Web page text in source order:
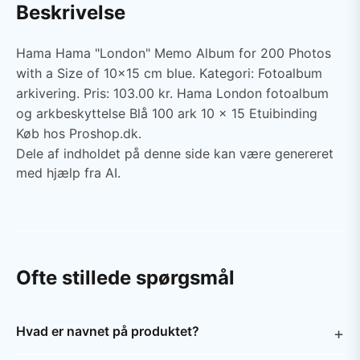
Beskrivelse
Hama Hama "London" Memo Album for 200 Photos
with a Size of 10x15 cm blue. Kategori: Fotoalbum
arkivering. Pris: 103.00 kr. Hama London fotoalbum
og arkbeskyttelse Blå 100 ark 10 x 15 Etuibinding
Køb hos Proshop.dk.
Dele af indholdet på denne side kan være genereret
med hjælp fra AI.
Ofte stillede spørgsmål
Hvad er navnet på produktet?